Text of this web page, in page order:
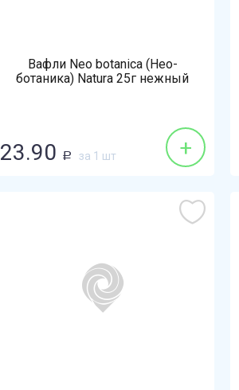
Вафли Neo botanica (Нео-
ботаника) Natura 25г нежный
23.90 Р за 1 шт +